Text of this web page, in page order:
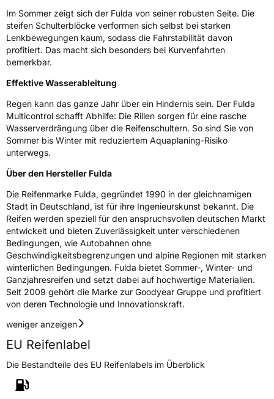
EisgripNein
EPREL ID610081
Gordon Smith 7750 Colmar-Berg Luxemburg,
www.goodyear.eu
Im Sommer zeigt sich der Fulda von seiner robusten Seite. Die
steifen Schulterblöcke verformen sich selbst bei starken
Lenkbewegungen kaum, sodass die Fahrstabilität davon
profitiert. Das macht sich besonders bei Kurvenfahrten
bemerkbar.
Effektive Wasserableitung
Regen kann das ganze Jahr über ein Hindernis sein. Der Fulda
Multicontrol schafft Abhilfe: Die Rillen sorgen für eine rasche
Wasserverdrängung über die Reifenschultern. So sind Sie von
Sommer bis Winter mit reduziertem Aquaplaning-Risiko
unterwegs.
Über den Hersteller Fulda
Die Reifenmarke Fulda, gegründet 1990 in der gleichnamigen
Stadt in Deutschland, ist für ihre Ingenieurskunst bekannt. Die
Reifen werden speziell für den anspruchsvollen deutschen Markt
entwickelt und bieten Zuverlässigkeit unter verschiedenen
Bedingungen, wie Autobahnen ohne
Geschwindigkeitsbegrenzungen und alpine Regionen mit starken
winterlichen Bedingungen. Fulda bietet Sommer-, Winter- und
Ganzjahresreifen und setzt dabei auf hochwertige Materialien.
Seit 2009 gehört die Marke zur Goodyear Gruppe und profitiert
von deren Technologie und Innovationskraft.
weniger anzeigen
EU Reifenlabel
Die Bestandteile des EU Reifenlabels im Überblick